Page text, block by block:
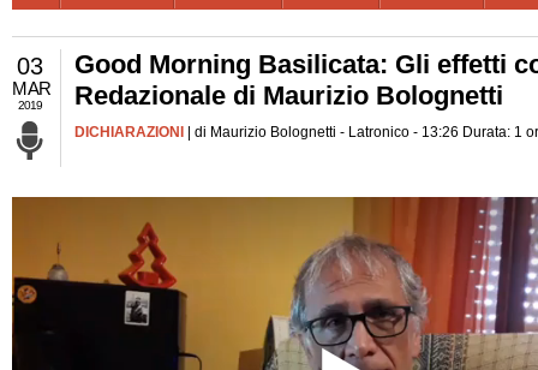
03
MAR
2019
Good Morning Basilicata: Gli effetti
Redazionale di Maurizio Bolognetti
DICHIARAZIONI | di Maurizio Bolognetti - Latronico - 13:26 Durata: 1